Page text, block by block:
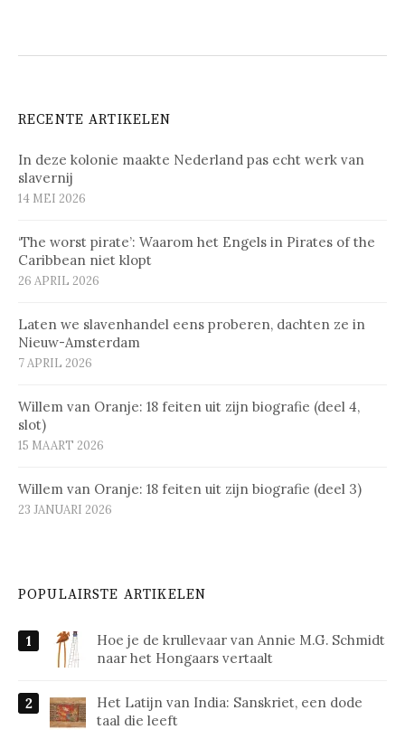
RECENTE ARTIKELEN
In deze kolonie maakte Nederland pas echt werk van
slavernij
14 MEI 2026
‘The worst pirate’: Waarom het Engels in Pirates of the
Caribbean niet klopt
26 APRIL 2026
Laten we slavenhandel eens proberen, dachten ze in
Nieuw-Amsterdam
7 APRIL 2026
Willem van Oranje: 18 feiten uit zijn biografie (deel 4,
slot)
15 MAART 2026
Willem van Oranje: 18 feiten uit zijn biografie (deel 3)
23 JANUARI 2026
POPULAIRSTE ARTIKELEN
Hoe je de krullevaar van Annie M.G. Schmidt
naar het Hongaars vertaalt
Het Latijn van India: Sanskriet, een dode
taal die leeft